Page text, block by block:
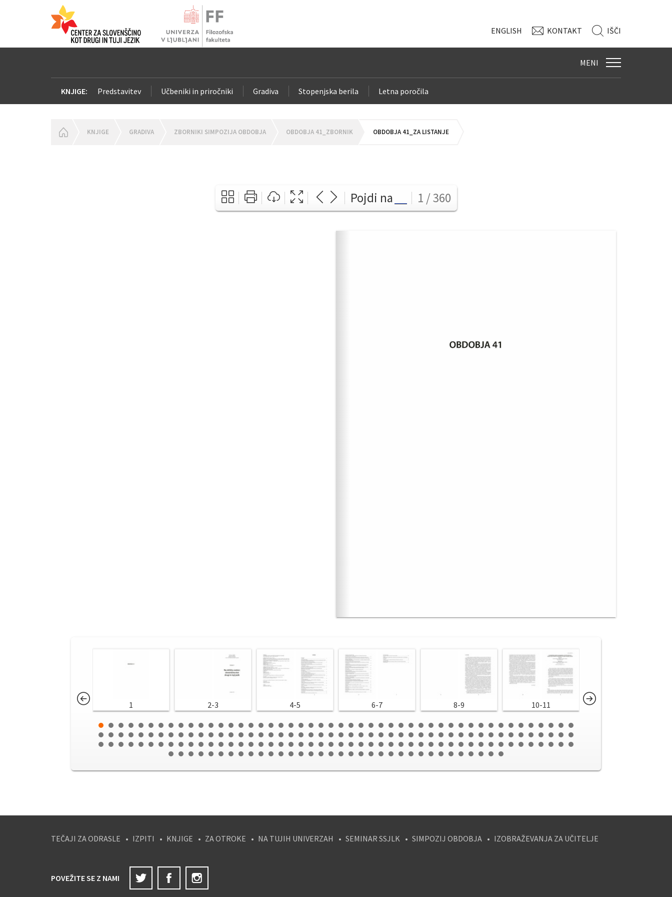
ENGLISH KONTAKT IŠČI
MENI
KNJIGE: Predstavitev Učbeniki in priročniki Gradiva Stopenjska berila Letna poročila
HOMEPAGE
KNJIGE GRADIVA ZBORNIKI SIMPOZIJA OBDOBJA OBDOBJA 41_ZBORNIK OBDOBJA 41_ZA LISTANJE
Pojdi na 1 / 360
1 2-3 4-5 6-7 8-9 10-11
TEČAJI ZA ODRASLE IZPITI KNJIGE ZA OTROKE NA TUJIH UNIVERZAH SEMINAR SSJLK SIMPOZIJ OBDOBJA IZOBRAŽEVANJA ZA UČITELJE
POVEŽITE SE Z NAMI
Twitter Facebook